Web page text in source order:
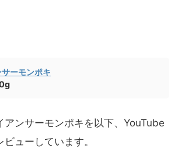
ーモンポキ
アンサーモンポキを以下、YouTube
ューしています。